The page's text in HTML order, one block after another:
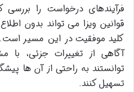
فرآیندهای درخواست را
قوانین ویزا می تواند بدون
کلید موفقیت در این مسیر است.
آگاهی از تغییرات جزئی،
توانستند به راحتی از آن ها
تسهیل کنند.